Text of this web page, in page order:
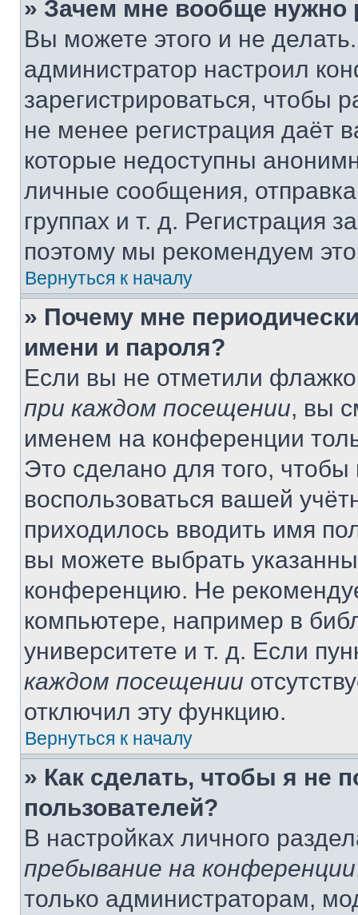
» Зачем мне вообще нужно
Вы можете этого и не
администратор настроил
зарегистрироваться, чтобы
не менее регистрация даёт
которые недоступны
личные сообщения,
группах и т. д. Регистрация
поэтому мы рекомендуем
Вернуться к началу
» Почему мне
имени и пароля?
Если вы не отметили
при каждом посещении, вы
именем на конференции
Это сделано для того, чтобы
воспользоваться вашей
приходилось вводить имя
вы можете выбрать
конференцию. Не
компьютере, например в
университете и т. д. Если
каждом посещении
отключил эту функцию.
Вернуться к началу
» Как сделать, чтобы я не
пользователей?
В настройках личного
пребывание на конференции
только администраторам,